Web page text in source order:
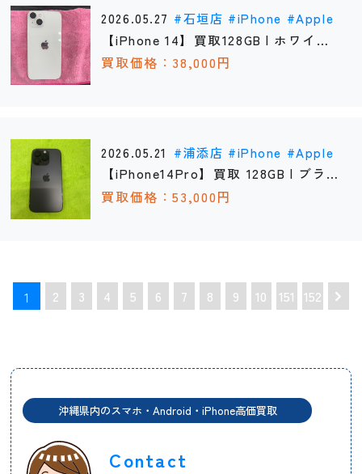
2026.05.27 石垣店 iPhone Apple
【iPhone 14】買取128GB | ホワイト
《石垣店》
買取価格：38,000円
2026.05.21 浦添店 iPhone Apple
【iPhone14Pro】買取 128GB | ブラ
ック 《浦添店》
買取価格：53,000円
1 2 3 4 5 6 7 8 9 10 151 152
沖縄県内のスマホ・Android・iPhone高価買取
Contact